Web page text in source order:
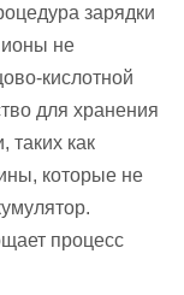
зарядки
ионы не
кислотной
для хранения
таких как
которые не
процесс